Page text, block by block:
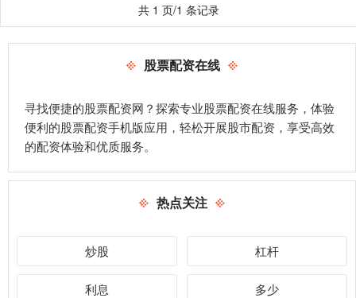
共 1 页/1 条记录
股票配资在线
寻找便捷的股票配资网？探索专业股票配资在线服务，体验
便利的股票配资手机版应用，轻松开展股市配资，享受高效
的配资体验和优质服务。
热点关注
炒股 杠杆
利息 多少